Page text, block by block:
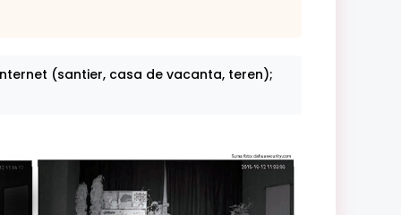
(santier, casa de vacanta, teren);